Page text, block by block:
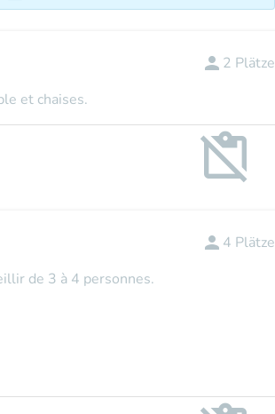
et chaises.
person 2 Plätze
content_paste_off
de 3 à 4 personnes.
person 4 Plätze